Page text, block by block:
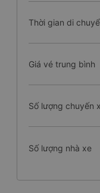
Thời gian di
Giá vé trung bình
Số lượng chuyến
Số lượng nhà xe